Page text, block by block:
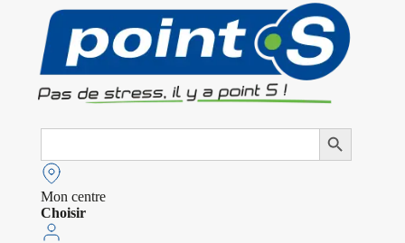
Search
Search Button
Mon centre
Choisir